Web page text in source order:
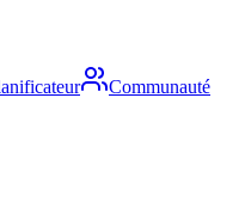
Communauté